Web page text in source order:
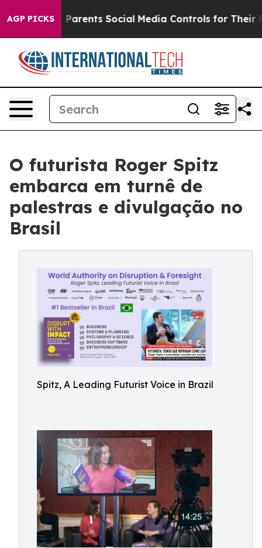
AGP PICKSSocial Media Controls for Their Kids. Should the
O futurista Roger Spitz
embarca em turnê de
palestras e divulgação no
Brasil
Spitz, A Leading Futurist Voice in Brazil